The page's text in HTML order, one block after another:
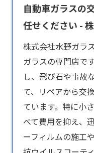
自動車ガラスの
任せください -
株式会社水野ガラ
ガラスの専門店で
し、飛び石や事故
て、リペアから交
ています。特に小
べて費用を抑え、
ーフィルムの施工